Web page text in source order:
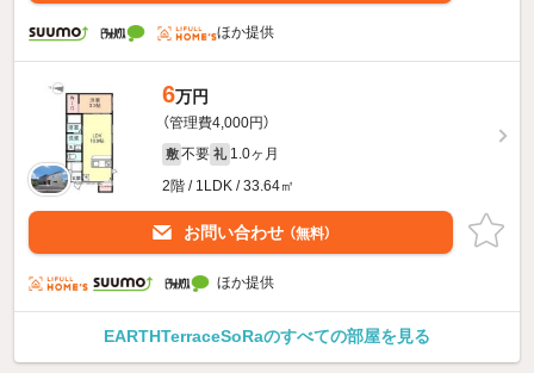
ほか提供
6万円
（管理費4,000円）
敷 不要 礼 1.0ヶ月
2階 / 1LDK / 33.64㎡
お問い合わせ （無料）
ほか提供
EARTHTerraceSoRaのすべての部屋を見る